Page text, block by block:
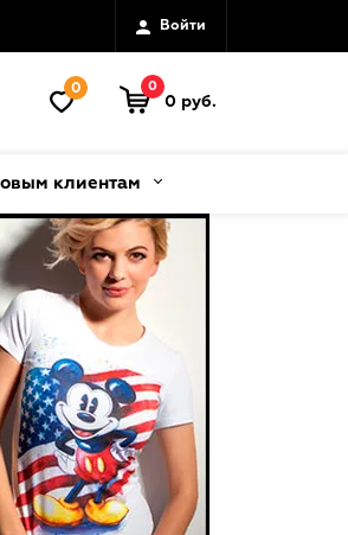
Войти
0 0
0 руб.
клиентам